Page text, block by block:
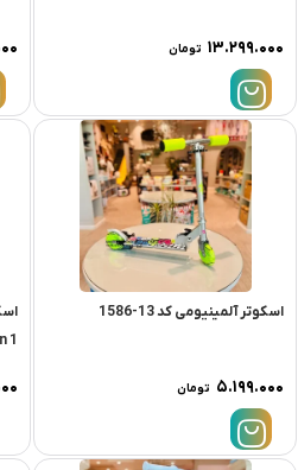
۱۳.۲۹۹.۰۰۰ تومان
اسکوتر آلمینیومی کد 13-1586
۵.۱۹۹.۰۰۰ تومان
1